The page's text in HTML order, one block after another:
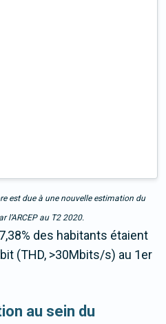
est due à une nouvelle estimation du
l’ARCEP au T2 2020.
des habitants étaient
(THD, >30Mbits/s) au 1er
au sein du